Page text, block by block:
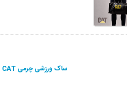
ساک ورزشی چرمی CAT